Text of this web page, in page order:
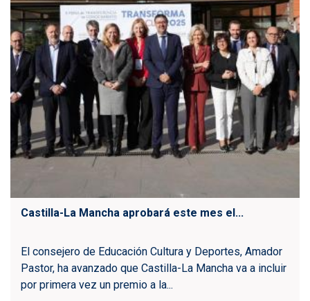
Castilla-La Mancha aprobará este mes el...
El consejero de Educación Cultura y Deportes, Amador
Pastor, ha avanzado que Castilla-La Mancha va a incluir
por primera vez un premio a la...